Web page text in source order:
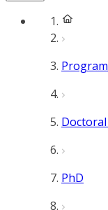
Program
PhD